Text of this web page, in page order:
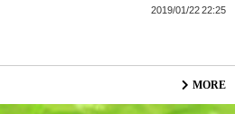
2019/01/22 22:25
MORE